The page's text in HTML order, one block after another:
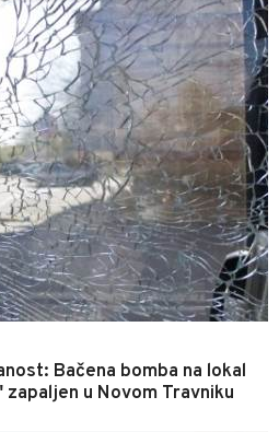
Bačena bomba na lokal
u Novom Travniku